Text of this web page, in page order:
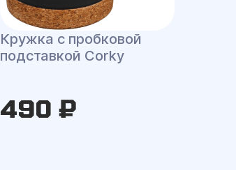
Кружка с пробковой
подставкой Corky
490 ₽